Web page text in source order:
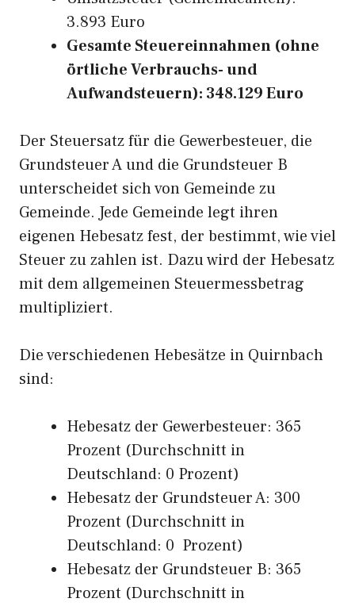
3.893 Euro
Gesamte Steuereinnahmen (ohne
örtliche Verbrauchs- und
Aufwandsteuern): 348.129 Euro
Der Steuersatz für die Gewerbesteuer, die
Grundsteuer A und die Grundsteuer B
unterscheidet sich von Gemeinde zu
Gemeinde. Jede Gemeinde legt ihren
eigenen Hebesatz fest, der bestimmt, wie viel
Steuer zu zahlen ist. Dazu wird der Hebesatz
mit dem allgemeinen Steuermessbetrag
multipliziert.
Die verschiedenen Hebesätze in Quirnbach
sind:
Hebesatz der Gewerbesteuer: 365
Prozent (Durchschnitt in
Deutschland: 0 Prozent)
Hebesatz der Grundsteuer A: 300
Prozent (Durchschnitt in
Deutschland: 0 Prozent)
Hebesatz der Grundsteuer B: 365
Prozent (Durchschnitt in